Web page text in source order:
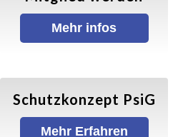
Inliner
Rückschlagspiele
Badminton
Mehr infos
Schutzkonzept PsiG
Mehr Erfahren